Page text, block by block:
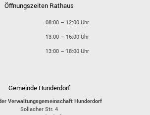
Öffnungszeiten Rathaus
08:00 – 12:00 Uhr
13:00 – 16:00 Uhr
13:00 – 18:00 Uhr
Gemeinde Hunderdorf
Verwaltungsgemeinschaft Hunderdorf
Sollacher Str. 4